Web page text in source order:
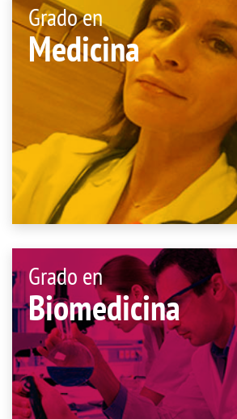
Grado en
Medicina
Grado en
Biomedicina